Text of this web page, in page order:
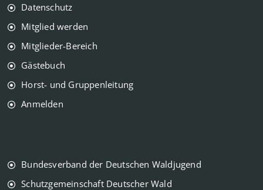
Datenschutz
Mitglied werden
Mitglieder-Bereich
Gästebuch
Horst- und Gruppenleitung
Anmelden
Bundesverband der Deutschen Waldjugend
Schutzgemeinschaft Deutscher Wald